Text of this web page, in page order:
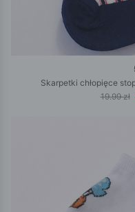
Skarpetki chłopięce
19.99 zł